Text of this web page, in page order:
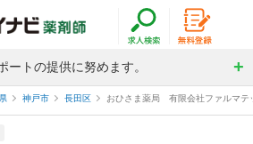
ートの提供に努めます。
神戸市 長田区 おひさま薬局 有限会社ファルマテ